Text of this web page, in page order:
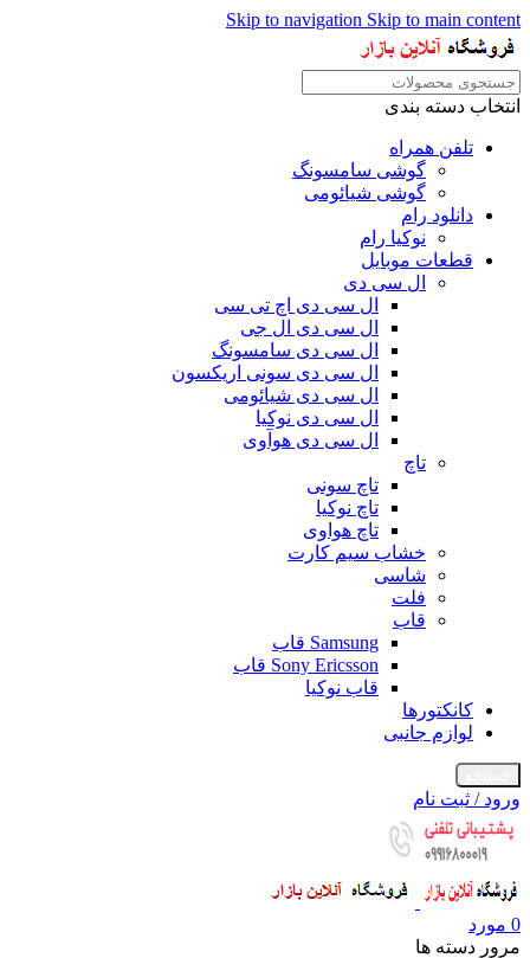
Skip to navigation Skip to main content
انتخاب دسته بندی
تلفن همراه
گوشی سامسونگ
گوشی شیائومی
دانلود رام
نوکیا رام
قطعات موبایل
ال سی دی
ال سی دی اچ تی سی
ال سی دی ال جی
ال سی دی سامسونگ
ال سی دی سونی اریکسون
ال سی دی شیائومی
ال سی دی نوکیا
ال سی دی هوآوی
تاچ
تاچ سونی
تاچ نوکیا
تاچ هواوی
خشاب سیم کارت
شاسی
فلت
قاب
Samsung قاب
Sony Ericsson قاب
قاب نوکیا
کانکتورها
لوازم جانبی
ورود / ثبت نام
0 مورد
مرور دسته ها